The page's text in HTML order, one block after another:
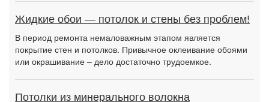
Жидкие обои — потолок и стены без проблем!
В период ремонта немаловажным этапом является
покрытие стен и потолков. Привычное оклеивание обоями
или окрашивание – дело достаточно трудоемкое.
Потолки из минерального волокна